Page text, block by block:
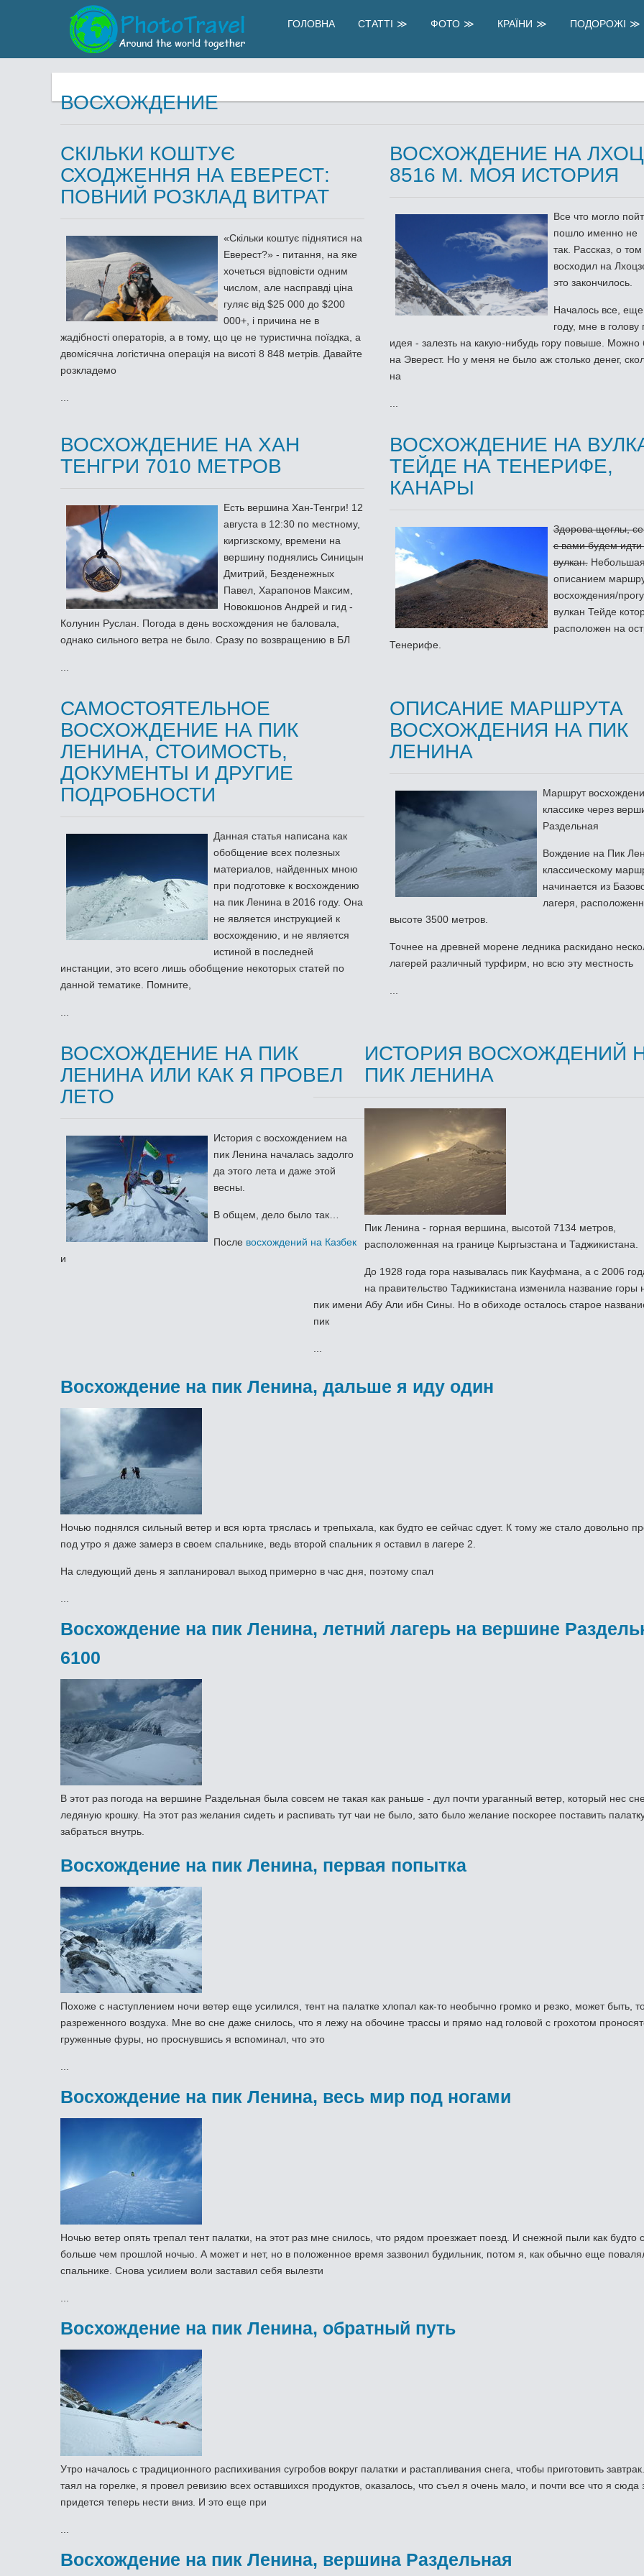
ГОЛОВНА СТАТТІ ФОТО КРАЇНИ ПОДОРОЖІ
ВОСХОЖДЕНИЕ
СКІЛЬКИ КОШТУЄ
СХОДЖЕННЯ НА ЕВЕРЕСТ:
ПОВНИЙ РОЗКЛАД ВИТРАТ
«Скільки коштує піднятися на
Еверест?» - питання, на яке
хочеться відповісти одним
числом, але насправді ціна
гуляє від $25 000 до $200
000+, і причина не в
жадібності операторів, а в тому, що це не туристична поїздка, а
двомісячна логістична операція на висоті 8 848 метрів. Давайте
розкладемо
ВОСХОЖДЕНИЕ НА
8516 М. МОЯ ИСТОРИЯ
Все что могло
пошло именно не
так. Рассказ, о том
восходил на
это закончилось.
Началось все,
году, мне в
идея - залезть на какую-нибудь гору повыше.
на Эверест. Но у меня не было аж столько денег,
на
ВОСХОЖДЕНИЕ НА ХАН
ТЕНГРИ 7010 МЕТРОВ
Есть вершина Хан-Тенгри! 12
августа в 12:30 по местному,
киргизскому, времени на
вершину поднялись Синицын
Дмитрий, Безденежных
Павел, Харапонов Максим,
Новокшонов Андрей и гид -
Колунин Руслан. Погода в день восхождения не баловала,
однако сильного ветра не было. Сразу по возвращению в БЛ
ВОСХОЖДЕНИЕ НА
ТЕЙДЕ НА ТЕНЕРИФЕ,
КАНАРЫ
Здорова щеглы,
с вами будем идти
вулкан.Небольшая
описанием
восхождения/
вулкан Тейде
расположен на
Тенерифе.
САМОСТОЯТЕЛЬНОЕ
ВОСХОЖДЕНИЕ НА ПИК
ЛЕНИНА, СТОИМОСТЬ,
ДОКУМЕНТЫ И ДРУГИЕ
ПОДРОБНОСТИ
Данная статья написана как
обобщение всех полезных
материалов, найденных мною
при подготовке к восхождению
на пик Ленина в 2016 году. Она
не является инструкцией к
восхождению, и не является
истиной в последней
инстанции, это всего лишь обобщение некоторых статей по
данной тематике. Помните,
ОПИСАНИЕ МАРШРУТА
ВОСХОЖДЕНИЯ НА ПИК
ЛЕНИНА
Маршрут
классике через
Раздельная
Вождение на Пик
классическому
начинается из
лагеря,
высоте 3500 метров.
Точнее на древней морене ледника раскидано
лагерей различный турфирм, но всю эту местность
ВОСХОЖДЕНИЕ НА ПИК
ЛЕНИНА ИЛИ КАК Я ПРОВЕЛ
ЛЕТО
История с восхождением на
пик Ленина началась задолго
да этого лета и даже этой
весны.
В общем, дело было так…
После восхождений на Казбек
и
ИСТОРИЯ ВОСХОЖДЕНИЙ
ПИК ЛЕНИНА
Пик Ленина - горная вершина, высотой 7134 метров,
расположенная на границе Кыргызстана и Таджикистана.
До 1928 года гора называлась пик Кауфмана, а с 2006
на правительство Таджикистана изменила название горы
пик имени Абу Али ибн Сины. Но в обиходе осталось старое
пик
Восхождение на пик Ленина, дальше я иду один
Ночью поднялся сильный ветер и вся юрта тряслась и трепыхала, как будто ее сейчас сдует. К тому же стало довольно
под утро я даже замерз в своем спальнике, ведь второй спальник я оставил в лагере 2.
На следующий день я запланировал выход примерно в час дня, поэтому спал
Восхождение на пик Ленина, летний лагерь на вершине
6100
В этот раз погода на вершине Раздельная была совсем не такая как раньше - дул почти ураганный ветер, который нес
ледяную крошку. На этот раз желания сидеть и распивать тут чаи не было, зато было желание поскорее поставить
забраться внутрь.
Восхождение на пик Ленина, первая попытка
Похоже с наступлением ночи ветер еще усилился, тент на палатке хлопал как-то необычно громко и резко, может быть,
разреженного воздуха. Мне во сне даже снилось, что я лежу на обочине трассы и прямо над головой с грохотом
груженные фуры, но проснувшись я вспоминал, что это
Восхождение на пик Ленина, весь мир под ногами
Ночью ветер опять трепал тент палатки, на этот раз мне снилось, что рядом проезжает поезд. И снежной пыли как будто
больше чем прошлой ночью. А может и нет, но в положенное время зазвонил будильник, потом я, как обычно еще
спальнике. Снова усилием воли заставил себя вылезти
Восхождение на пик Ленина, обратный путь
Утро началось с традиционного распихивания сугробов вокруг палатки и растапливания снега, чтобы приготовить
таял на горелке, я провел ревизию всех оставшихся продуктов, оказалось, что съел я очень мало, и почти все что я сюда
придется теперь нести вниз. И это еще при
Восхождение на пик Ленина, вершина Раздельная